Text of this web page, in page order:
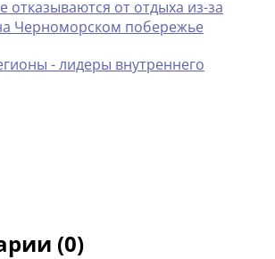
отказываются от отдыха из-за
Черноморском побережье
- лидеры внутреннего
(0)